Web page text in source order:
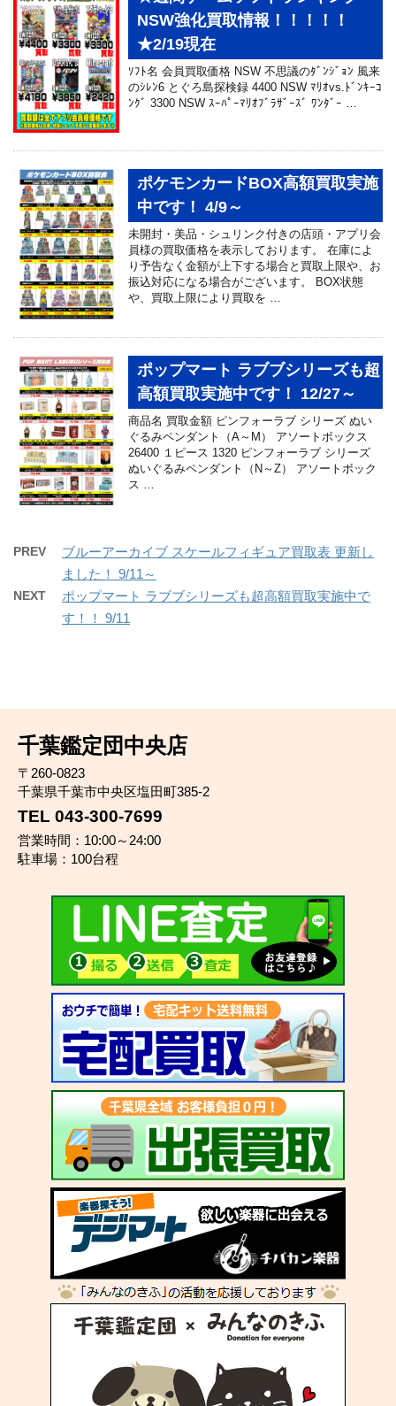
NSW強化買取情報！！！！！
★2/19現在
ｿﾌﾄ名 会員買取価格 NSW 不思議のﾀﾞﾝｼﾞｮﾝ 風来
のｼﾚﾝ6 とぐろ島探検録 4400 NSW ﾏﾘｵvs.ﾄﾞﾝｷｰｺ
ﾝｸﾞ 3300 NSW ｽｰﾊﾟｰﾏﾘｵﾌﾞﾗｻﾞｰｽﾞ ﾜﾝﾀﾞｰ …
ポケモンカードBOX高額買取実施
中です！ 4/9～
未開封・美品・シュリンク付きの店頭・アプリ会
員様の買取価格を表示しております。 在庫によ
り予告なく金額が上下する場合と買取上限や、お
振込対応になる場合がございます。 BOX状態
や、買取上限により買取を …
ポップマート ラブブシリーズも超
高額買取実施中です！ 12/27～
商品名 買取金額 ピンフォーラブ シリーズ ぬい
ぐるみペンダント（A～M） アソートボックス
26400 １ピース 1320 ピンフォーラブ シリーズ
ぬいぐるみペンダント（N～Z） アソートボック
ス …
PREV
ブルーアーカイブ スケールフィギュア買取表 更新し
ました！ 9/11～
NEXT
ポップマート ラブブシリーズも超高額買取実施中で
す！！ 9/11
千葉鑑定団中央店
〒260-0823
千葉県千葉市中央区塩田町385-2
TEL 043-300-7699
営業時間：10:00～24:00
駐車場：100台程